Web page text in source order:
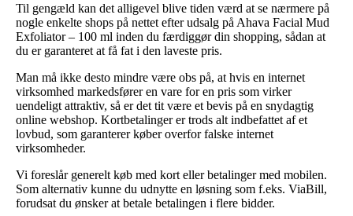
Til gengæld kan det alligevel blive tiden værd at se nærmere på
nogle enkelte shops på nettet efter udsalg på Ahava Facial Mud
Exfoliator – 100 ml inden du færdiggør din shopping, sådan at
du er garanteret at få fat i den laveste pris.
Man må ikke desto mindre være obs på, at hvis en internet
virksomhed markedsfører en vare for en pris som virker
uendeligt attraktiv, så er det tit være et bevis på en snydagtig
online webshop. Kortbetalinger er trods alt indbefattet af et
lovbud, som garanterer køber overfor falske internet
virksomheder.
Vi foreslår generelt køb med kort eller betalinger med mobilen.
Som alternativ kunne du udnytte en løsning som f.eks. ViaBill,
forudsat du ønsker at betale betalingen i flere bidder.